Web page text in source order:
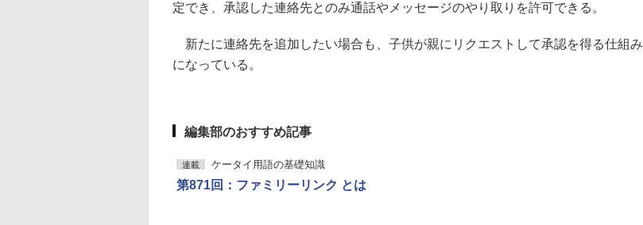
定でき、承認した連絡先とのみ通話やメッセージのやり取りを許可できる。
新たに連絡先を追加したい場合も、子供が親にリクエストして承認を得る仕組み
になっている。
編集部のおすすめ記事
連載 ケータイ用語の基礎知識
第871回：ファミリーリンク とは